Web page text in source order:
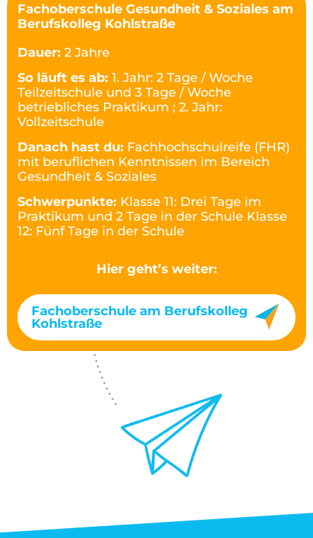
Fachoberschule Gesundheit & Soziales am
Berufskolleg Kohlstraße
Dauer: 2 Jahre
So läuft es ab: 1. Jahr: 2 Tage / Woche
Teilzeitschule und 3 Tage / Woche
betriebliches Praktikum ; 2. Jahr:
Vollzeitschule
Danach hast du: Fachhochschulreife (FHR)
mit beruflichen Kenntnissen im Bereich
Gesundheit & Soziales
Schwerpunkte: Klasse 11: Drei Tage im
Praktikum und 2 Tage in der Schule Klasse
12: Fünf Tage in der Schule
Hier geht’s weiter:
Fachoberschule am Berufskolleg
Kohlstraße